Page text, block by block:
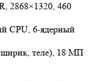
2868×1320, 460
CPU, 6-ядерный
теле), 18 МП